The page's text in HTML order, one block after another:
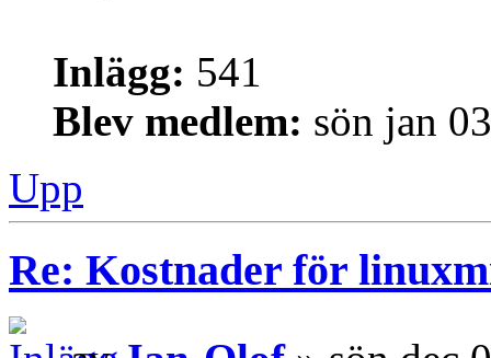
Inlägg: 541
Blev medlem: sön jan
Upp
Re: Kostnader för